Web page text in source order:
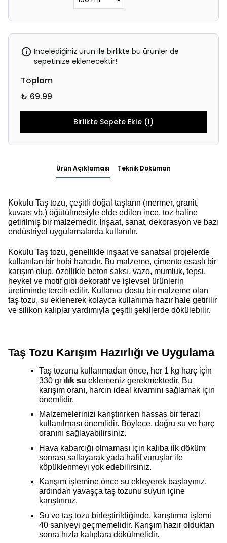
İncelediğiniz ürün ile birlikte bu ürünler de
sepetinize eklenecektir!
Toplam
₺ 69.99
Birlikte Sepete Ekle (1)
Ürün Açıklaması Teknik Döküman
Kokulu Taş tozu, çeşitli doğal taşların (mermer, granit,
kuvars vb.) öğütülmesiyle elde edilen ince, toz haline
getirilmiş bir malzemedir. İnşaat, sanat, dekorasyon ve bazı
endüstriyel uygulamalarda kullanılır.
Kokulu Taş tozu, genellikle inşaat ve sanatsal projelerde
kullanılan bir hobi harcıdır. Bu malzeme, çimento esaslı bir
karışım olup, özellikle beton saksı, vazo, mumluk, tepsi,
heykel ve motif gibi dekoratif ve işlevsel ürünlerin
üretiminde tercih edilir. Kullanıcı dostu bir malzeme olan
taş tozu, su eklenerek kolayca kullanıma hazır hale getirilir
ve silikon kalıplar yardımıyla çeşitli şekillerde dökülebilir.
Taş Tozu Karışım Hazırlığı ve Uygulama
Taş tozunu kullanmadan önce, her 1 kg harç için
330 gr ılık su eklemeniz gerekmektedir. Bu
karışım oranı, harcın ideal kıvamını sağlamak için
önemlidir.
Malzemelerinizi karıştırırken hassas bir terazi
kullanılması önemlidir. Böylece, doğru su ve harç
oranını sağlayabilirsiniz.
Hava kabarcığı olmaması için kalıba ilk döküm
sonrası sallayarak yada hafif vuruşlar ile
köpüklenmeyi yok edebilirsiniz.
Karışım işlemine önce su ekleyerek başlayınız,
ardından yavaşça taş tozunu suyun içine
karıştırınız.
Su ve taş tozu birleştirildiğinde, karıştırma işlemi
40 saniyeyi geçmemelidir. Karışım hazır olduktan
sonra hızla kalıplara dökülmelidir.